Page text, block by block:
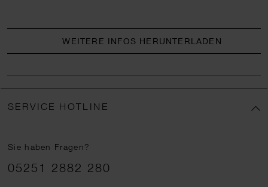
WEITERE INFOS HERUNTERLADEN
SERVICE HOTLINE
Sie haben Fragen?
Telefonnummer
05251 2882 280